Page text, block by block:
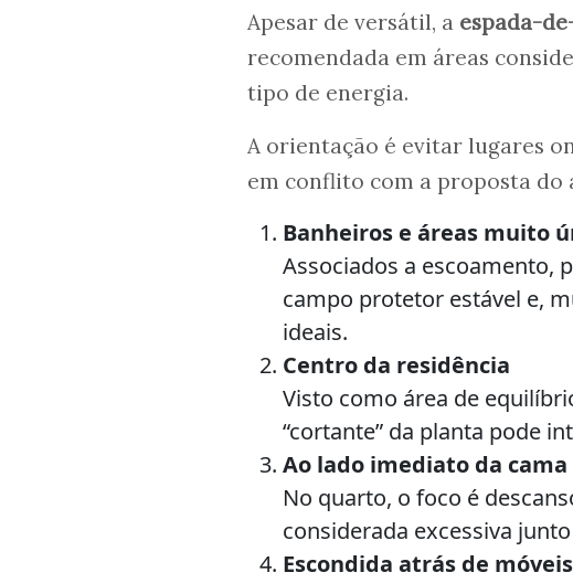
Apesar de versátil, a espada-
recomendada em áreas
tipo de energia.
A orientação é evitar lugares
em conflito com a proposta do
Banheiros e áreas muito
Associados a escoamento,
campo protetor estável e,
ideais.
Centro da residência
Visto como área de
“cortante” da planta pode
Ao lado imediato da cama
No quarto, o foco é
considerada excessiva
Escondida atrás de